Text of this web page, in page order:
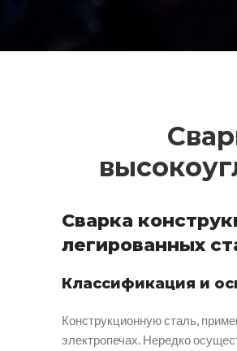
Сварка
легированных
Классификация и
Конструкционную сталь,
электропечах. Нередко